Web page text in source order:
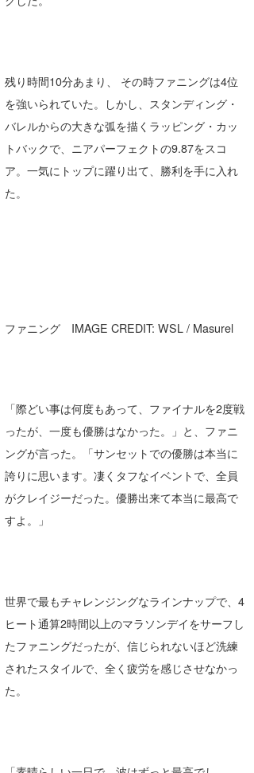
残り時間10分あまり、 その時ファニングは4位
を強いられていた。しかし、スタンディング・
バレルからの大きな弧を描くラッピング・カッ
トバックで、ニアパーフェクトの9.87をスコ
ア。一気にトップに躍り出て、勝利を手に入れ
た。
ファニング IMAGE CREDIT: WSL / Masurel
「際どい事は何度もあって、ファイナルを2度戦
ったが、一度も優勝はなかった。」と、ファニ
ングが言った。「サンセットでの優勝は本当に
誇りに思います。凄くタフなイベントで、全員
がクレイジーだった。優勝出来て本当に最高で
すよ。」
世界で最もチャレンジングなラインナップで、4
ヒート通算2時間以上のマラソンデイをサーフし
たファニングだったが、信じられないほど洗練
されたスタイルで、全く疲労を感じさせなかっ
た。
NOBUFUKU
G◎Da
KOBU
KY
MIN
VAGY
たっちー
ハンマー
まっきー
三輪予報士
上條将美